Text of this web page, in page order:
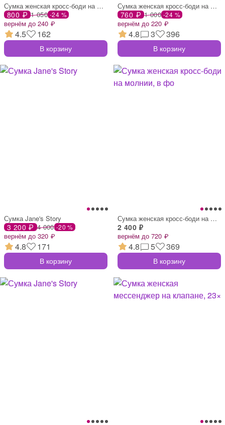
Сумка женская кросс-боди на молнии, 20×6
800 ₽ 1 050 -24 %
вернём до 240 ₽
4.5 162
В корзину
Сумка женская кросс-боди на молнии, 21×7
760 ₽ 1 000 -24 %
вернём до 220 ₽
4.8 3 396
В корзину
Сумка Jane's Story
3 200 ₽ 4 000 -20 %
вернём до 320 ₽
4.8 171
В корзину
Сумка женская кросс-боди на молнии, в фо
2 400 ₽
вернём до 720 ₽
4.8 5 369
В корзину